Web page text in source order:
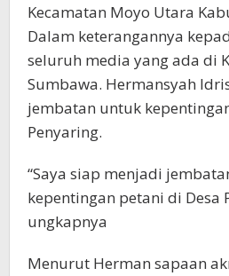
Kecamatan Moyo Utara
Dalam keterangannya
seluruh media yang ada di
Sumbawa. Hermansyah
jembatan untuk
Penyaring.
“Saya siap menjadi
kepentingan petani di Desa
ungkapnya
Menurut Herman sapaan